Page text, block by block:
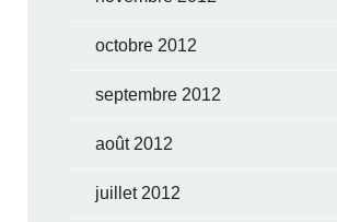
octobre 2012
septembre 2012
août 2012
juillet 2012